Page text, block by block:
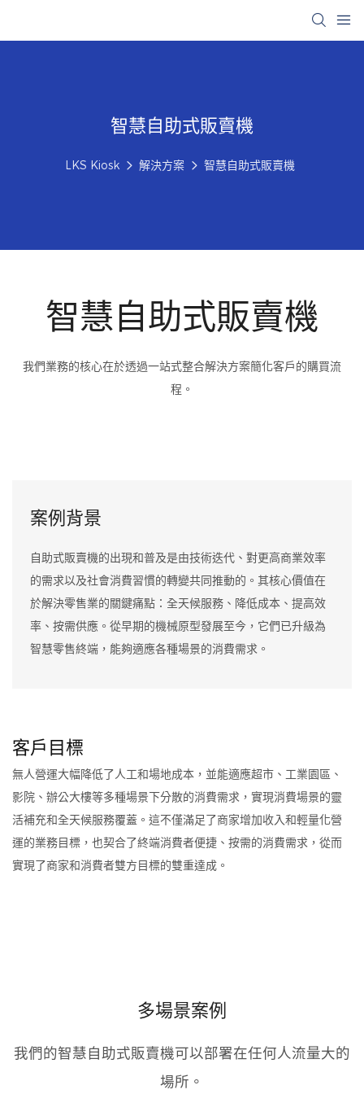
智慧自助式販賣機
LKS Kiosk 解決方案 智慧自助式販賣機
智慧自助式販賣機
我們業務的核心在於透過一站式整合解決方案簡化客戶的購買流
程。
案例背景
自助式販賣機的出現和普及是由技術迭代、對更高商業效率
的需求以及社會消費習慣的轉變共同推動的。其核心價值在
於解決零售業的關鍵痛點：全天候服務、降低成本、提高效
率、按需供應。從早期的機械原型發展至今，它們已升級為
智慧零售終端，能夠適應各種場景的消費需求。
客戶目標
無人營運大幅降低了人工和場地成本，並能適應超市、工業園區、
影院、辦公大樓等多種場景下分散的消費需求，實現消費場景的靈
活補充和全天候服務覆蓋。這不僅滿足了商家增加收入和輕量化營
運的業務目標，也契合了終端消費者便捷、按需的消費需求，從而
實現了商家和消費者雙方目標的雙重達成。
多場景案例
我們的智慧自助式販賣機可以部署在任何人流量大的
場所。